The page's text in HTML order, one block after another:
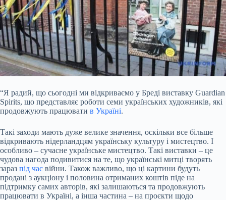
“Я радий, що сьогодні ми відкриваємо у Бреді виставку Guardian
Spirits, що представляє роботи семи українських художників, які
продовжують працювати в Україні.
Такі заходи мають дуже велике значення, оскільки все більше
відкривають нідерландцям українську культуру і мистецтво. І
особливо – сучасне українське мистецтво. Такі виставки – це
чудова нагода подивитися на те, що українські митці творять
зараз під час війни. Також важливо, що ці картини будуть
продані з аукціону і половина отриманих коштів піде на
підтримку самих авторів, які залишаються та продовжують
працювати в Україні, а інша частина – на проєкти щодо